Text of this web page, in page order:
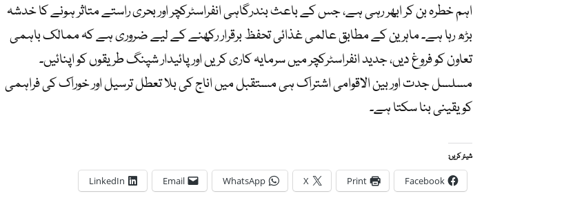
اہم خطرہ بن کر ابھر رہی ہے، جس کے باعث بندرگاہی انفراسٹرکچر اور بحری راستے متاثر ہونے کا خدشہ
بڑھ رہا ہے۔ ماہرین کے مطابق عالمی غذائی تحفظ برقرار رکھنے کے لیے ضروری ہے کہ ممالک باہمی
تعاون کو فروغ دیں، جدید انفراسٹرکچر میں سرمایہ کاری کریں اور پائیدار شپنگ طریقوں کو اپنائیں۔
مسلسل جدت اور بین الاقوامی اشتراک ہی مستقبل میں اناج کی بلا تعطل ترسیل اور خوراک کی فراہمی
کو یقینی بنا سکتا ہے۔
شیئر کریں:
Facebook
Print
X
WhatsApp
Email
LinkedIn